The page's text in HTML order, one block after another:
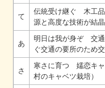
て
伝統受け継ぐ 木工品
源と高度な技術が結晶
あ
明日は我が身ぞ 交通
ぐ交通の要所のため
さ
寒さに育つ 嬬恋キ
村のキャベツ栽培）